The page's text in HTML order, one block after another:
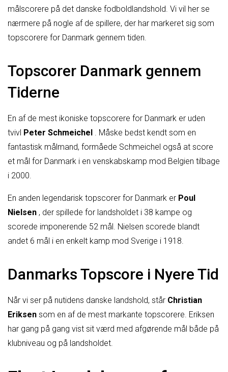
målscorere på det danske fodboldlandshold. Vi vil her se
nærmere på nogle af de spillere, der har markeret sig som
topscorere for Danmark gennem tiden.
Topscorer Danmark gennem
Tiderne
En af de mest ikoniske topscorere for Danmark er uden
tvivl Peter Schmeichel . Måske bedst kendt som en
fantastisk målmand, formåede Schmeichel også at score
et mål for Danmark i en venskabskamp mod Belgien tilbage
i 2000.
En anden legendarisk topscorer for Danmark er Poul
Nielsen , der spillede for landsholdet i 38 kampe og
scorede imponerende 52 mål. Nielsen scorede blandt
andet 6 mål i en enkelt kamp mod Sverige i 1918.
Danmarks Topscore i Nyere Tid
Når vi ser på nutidens danske landshold, står Christian
Eriksen som en af de mest markante topscorere. Eriksen
har gang på gang vist sit værd med afgørende mål både på
klubniveau og på landsholdet.